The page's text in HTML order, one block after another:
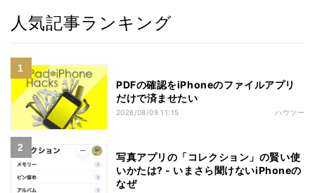
人気記事ランキング
PDFの確認をiPhoneのファイルアプリ
だけで済ませたい
2026/08/09 11:15 ハウツー
写真アプリの「コレクション」の賢い使
いかたは? - いまさら聞けないiPhoneの
なぜ